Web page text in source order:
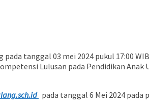
tanggal 03 mei 2024 pukul 17:00
Lulusan pada Pendidikan Anak
pada tanggal 6 Mei 2024 pada